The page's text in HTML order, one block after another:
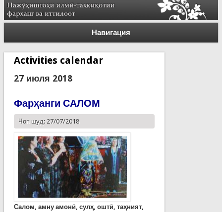
Навигация
Activities calendar
27 июля 2018
Фарҳанги САЛОМ
Чоп шуд: 27/07/2018
Салом, амну амонӣ, сулҳ, оштӣ, таҳният,